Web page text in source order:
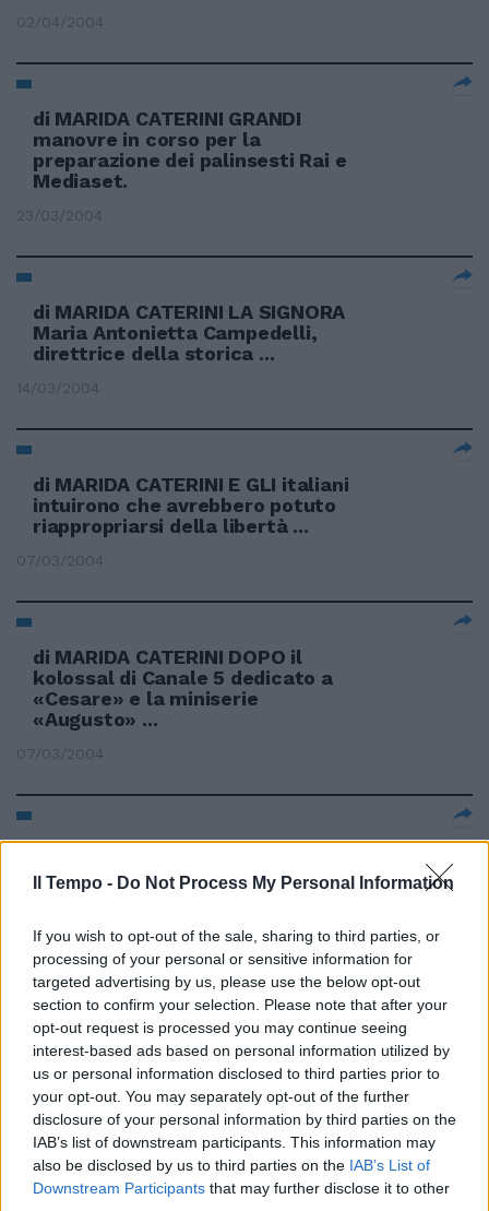
Il Tempo - Do Not Process My Personal Information
If you wish to opt-out of the sale, sharing to third parties, or
processing of your personal or sensitive information for
targeted advertising by us, please use the below opt-out
section to confirm your selection. Please note that after your
opt-out request is processed you may continue seeing
interest-based ads based on personal information utilized by
us or personal information disclosed to third parties prior to
your opt-out. You may separately opt-out of the further
disclosure of your personal information by third parties on the
IAB’s list of downstream participants. This information may
also be disclosed by us to third parties on the IAB’s List of
Downstream Participants that may further disclose it to other
02/04/2004
di MARIDA CATERINI GRANDI
manovre in corso per la
preparazione dei palinsesti Rai e
Mediaset.
23/03/2004
di MARIDA CATERINI LA SIGNORA
Maria Antonietta Campedelli,
direttrice della storica ...
14/03/2004
di MARIDA CATERINI E GLI italiani
intuirono che avrebbero potuto
riappropriarsi della libertà ...
07/03/2004
di MARIDA CATERINI DOPO il
kolossal di Canale 5 dedicato a
«Cesare» e la miniserie
«Augusto» ...
07/03/2004
di MARIDA CATERINI UNA VERA e
propria «lifting mania» sembra
invadere il piccolo schermo.
di MARIDA CATERINI UNA
WATERLOO per viale Mazzini.
05/03/2004
di MARIDA CATERINI LA
DIFFERENZA tra prodotti di